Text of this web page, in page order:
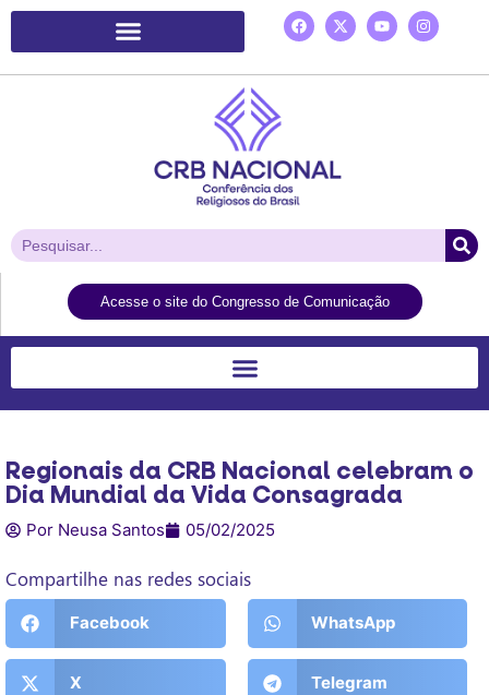
Acesse o site do Congresso de Comunicação
Regionais da CRB Nacional celebram o
Dia Mundial da Vida Consagrada
Por Neusa Santos 05/02/2025
Compartilhe nas redes sociais
Facebook WhatsApp
X Telegram